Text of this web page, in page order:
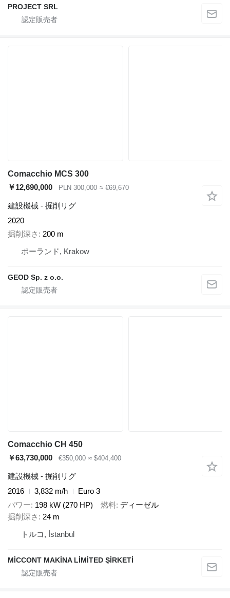
PROJECT SRL
Comacchio MCS 300
￥12,690,000
PLN 300,000 ≈ €69,670
建設機械 - 掘削リグ
2020
掘削深さ
200 m
ポーランド, Krakow
GEOD Sp. z o.o.
Comacchio CH 450
￥63,730,000
€350,000 ≈ $404,400
建設機械 - 掘削リグ
2016
3,832 m/h
Euro 3
パワー 198 kW (270 HP) 燃料 ディーゼル
掘削深さ
24 m
トルコ, İstanbul
MİCCONT MAKİNA LİMİTED ŞİRKETİ